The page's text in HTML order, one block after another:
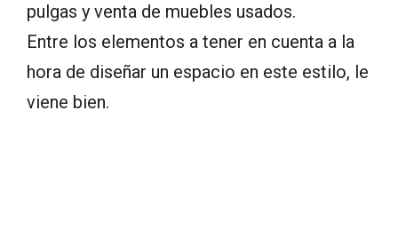
pulgas y venta de muebles usados.
Entre los elementos a tener en cuenta a la
hora de diseñar un espacio en este estilo, le
viene bien.